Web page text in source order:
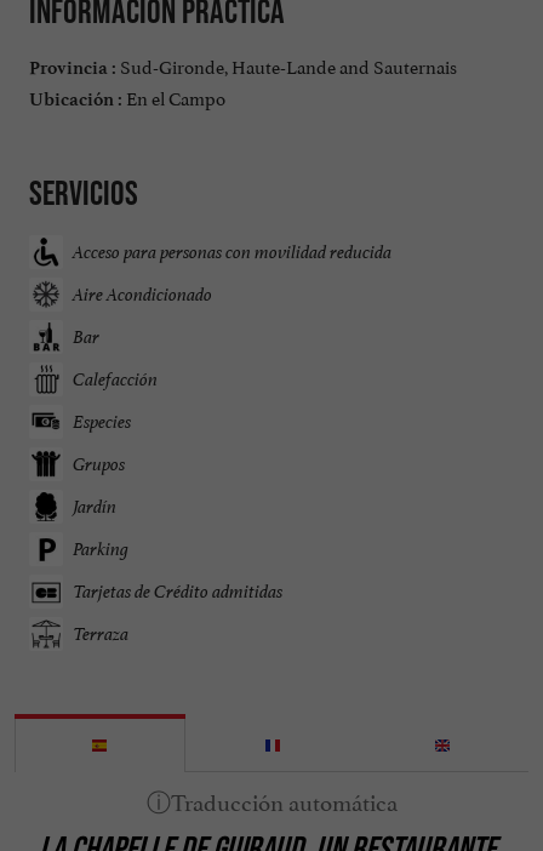
Información práctica
Provincia : Sud-Gironde, Haute-Lande and Sauternais
Ubicación : En el Campo
Servicios
Acceso para personas con movilidad reducida
Aire Acondicionado
Bar
Calefacción
Especies
Grupos
Jardín
Parking
Tarjetas de Crédito admitidas
Terraza